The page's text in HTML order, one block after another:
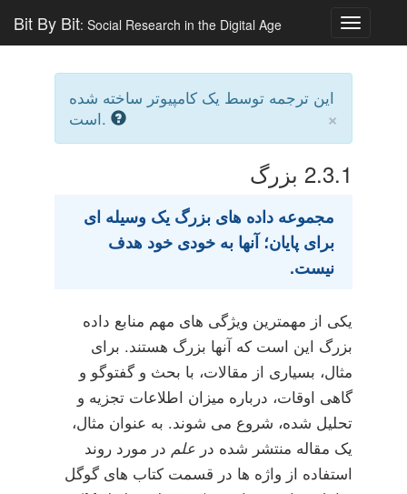
Toggle
Bit By Bit: Social Research in the Digital Age
این ترجمه توسط یک کامپیوتر ساخته شده
است.
×
2.3.1 بزرگ
مجموعه داده های بزرگ یک وسیله ای
برای پایان؛ آنها به خودی خود هدف
نیست.
یکی از مهمترین ویژگی های مهم منابع داده
بزرگ این است که آنها بزرگ هستند. برای
مثال، بسیاری از مقالات، با بحث و گفتوگو و
گاهی اوقات، درباره میزان اطلاعات تجزیه و
تحلیل شده، شروع می شوند. به عنوان مثال،
یک مقاله منتشر شده در علم در مورد روند
استفاده از واژه ها در قسمت کتاب های گوگل